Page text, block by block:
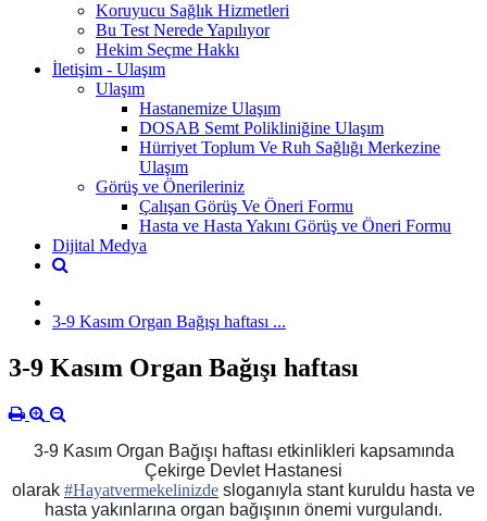
Koruyucu Sağlık Hizmetleri
Bu Test Nerede Yapılıyor
Hekim Seçme Hakkı
İletişim - Ulaşım
Ulaşım
Hastanemize Ulaşım
DOSAB Semt Polikliniğine Ulaşım
Hürriyet Toplum Ve Ruh Sağlığı Merkezine
Ulaşım
Görüş ve Önerileriniz
Çalışan Görüş Ve Öneri Formu
Hasta ve Hasta Yakını Görüş ve Öneri Formu
Dijital Medya
3-9 Kasım Organ Bağışı haftası ...
3-9 Kasım Organ Bağışı haftası
3-9 Kasım Organ Bağışı haftası etkinlikleri kapsamında
Çekirge Devlet Hastanesi
olarak #Hayatvermekelinizde sloganıyla stant kuruldu hasta ve
hasta yakınlarına organ bağışının önemi vurgulandı.